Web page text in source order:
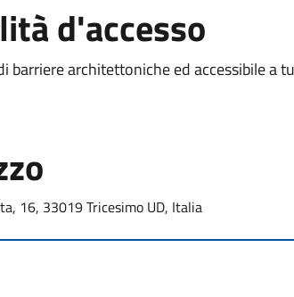
d'accesso
barriere architettoniche ed accessibile a
16, 33019 Tricesimo UD, Italia